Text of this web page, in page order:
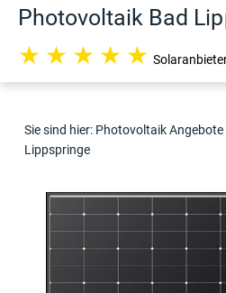
Photovoltaik Bad
★ ★ ★ ★ ★
Sie sind hier: Photovoltaik Angebote
Lippspringe